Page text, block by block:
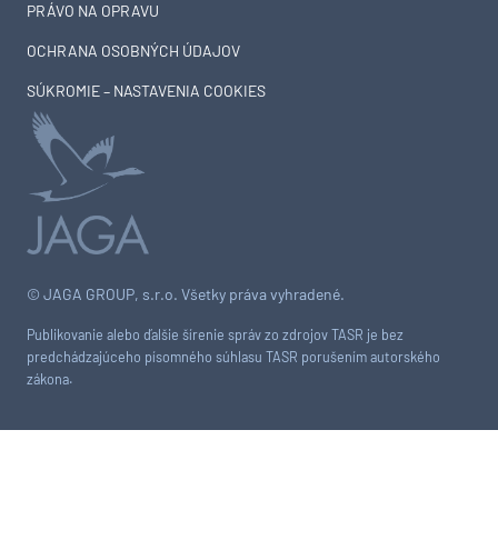
© JAGA GROUP, s.r.o. Všetky práva vyhradené.
Publikovanie alebo ďalšie šírenie správ zo zdrojov TASR je bez
predchádzajúceho písomného súhlasu TASR porušením autorského
zákona.
PRÁVO NA OPRAVU
OCHRANA OSOBNÝCH ÚDAJOV
SÚKROMIE – NASTAVENIA COOKIES